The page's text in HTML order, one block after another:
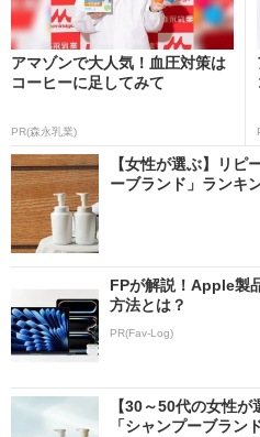
アマゾンで大人気！血圧対策は
コーヒーに足してみて
PR(森永乳業)
【女性が選ぶ】リピ
ーブランド」ランキ
FPが解説！Apple製
方法とは？
PR(Fav-Log)
【30～50代の女性
「シャンプーブラン